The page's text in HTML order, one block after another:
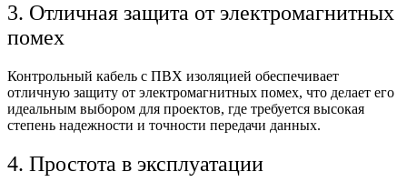
3. Отличная защита от электромагнитных
помех
Контрольный кабель с ПВХ изоляцией обеспечивает
отличную защиту от электромагнитных помех, что делает его
идеальным выбором для проектов, где требуется высокая
степень надежности и точности передачи данных.
4. Простота в эксплуатации